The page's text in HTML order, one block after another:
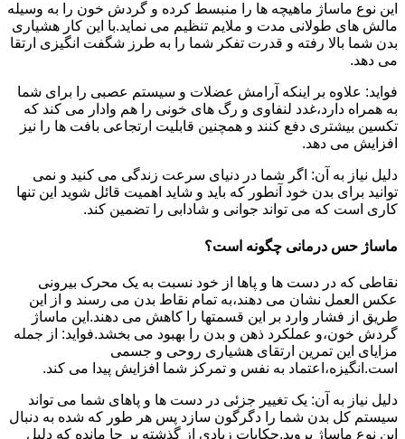
این نوع ماساژ ماهیچه ها را منبسط کرده و گردش خون را به وسیله
مالش های طولانی مدت و ملایم تنظیم می نماید.با این کار هشیاری
بدن شما بالا رفته و قدرت تفکر شما را به طرز شگفت انگیزی ارتقا
می دهد.
فواید: علاوه بر اینکه آرامش عضلات و سیستم عصبی را برای شما
به همراه دارد،غدد لنفاوی و رگ های خونی را هم وادار می کند که
تکسین بیشتری دفع کنند و همچنین قابلیت ارتجاعی بافت ها را نیز
افزایش می دهد.
دلیل نیاز به آن: اگر شما در دنیای سرعت زندگی می کنید و نمی
توانید برای بدن خود آنطور که باید و شاید اهمیت قائل شوید این تنها
کاری است که می تواند جوانی و شادابی را تضمین کند.
ماساژ حس درمانی چگونه است؟
نقاطی که در دست ها و پاها از خود نسبت به یک محرک بیرونی
عکس العمل نشان می دهند،به تمام نقاط بدن می رسند و از این
طریق از فشار وارد بر این قسمتها را کاهش می دهند.این ماساژ
گردش خون،و عملکرد ذهن و بدن را بهبود می بخشد.فواید: از جمله
مزایای این تمرین ارتقای هشیاری روحی و جسمی
است.انگیزه،اعتماد به نفس و تمرکز شما افزایش پیدا می کند.
دلیل نیاز به آن: یک تغییر جزئی در دست ها و پاهای شما می تواند
سیستم کل بدن شما را دگرگون سازد پس هر طور که شده به دنبال
این نوع ماساژ بروید.حکایات زیادی از گذشته بر جا مانده که دلیل